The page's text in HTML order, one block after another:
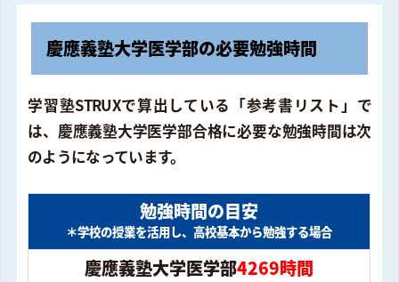
慶應義塾大学医学部の必要勉強時間
学習塾STRUXで算出している「参考書リスト」で
は、慶應義塾大学医学部合格に必要な勉強時間は次
のようになっています。
勉強時間の目安
＊学校の授業を活用し、高校基本から勉強する場合
慶應義塾大学医学部4269時間